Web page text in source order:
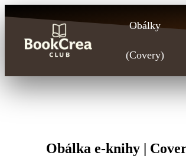
Obálky
(Covery)
Obálka e-knihy |